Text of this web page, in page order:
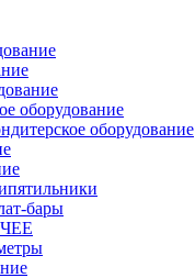
оборудование
оборудование
бары